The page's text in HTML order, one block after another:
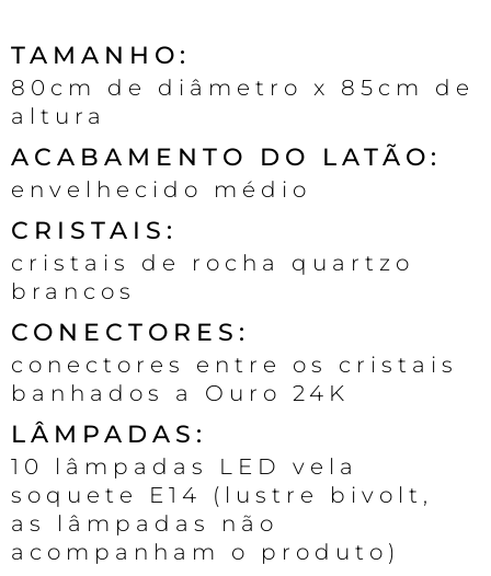
TAMANHO:
80cm de diâmetro x 85cm de
altura
ACABAMENTO DO LATÃO:
envelhecido médio
CRISTAIS:
cristais de rocha quartzo
brancos
CONECTORES:
conectores entre os cristais
banhados a Ouro 24K
LÂMPADAS:
10 lâmpadas LED vela
soquete E14 (lustre bivolt,
as lâmpadas não
acompanham o produto)